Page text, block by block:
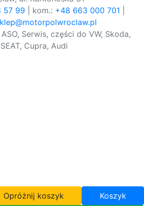
57 99 | kom.: +48 663 000 701
Serwis, części do VW, Skoda,
SEAT, Cupra, Audi
Opróżnij koszyk Koszyk